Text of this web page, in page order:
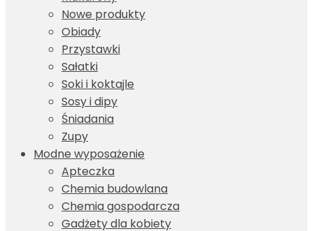
Nowe produkty
Obiady
Przystawki
Sałatki
Soki i koktajle
Sosy i dipy
Śniadania
Zupy
Modne wyposażenie
Apteczka
Chemia budowlana
Chemia gospodarcza
Gadżety dla kobiety